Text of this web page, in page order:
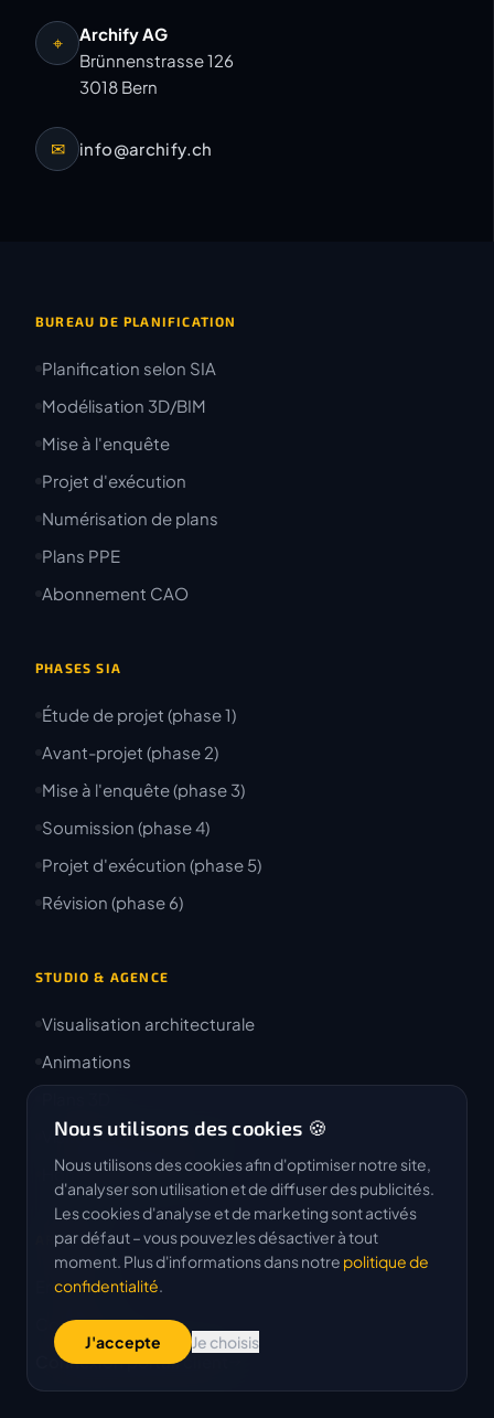
⌖
Archify AG
Brünnenstrasse 126
3018 Bern
✉ info@archify.ch
BUREAU DE PLANIFICATION
Planification selon SIA
Modélisation 3D/BIM
Mise à l'enquête
Projet d'exécution
Numérisation de plans
Plans PPE
Abonnement CAO
PHASES SIA
Étude de projet (phase 1)
Avant-projet (phase 2)
Mise à l'enquête (phase 3)
Soumission (phase 4)
Projet d'exécution (phase 5)
Révision (phase 6)
STUDIO & AGENCE
Visualisation architecturale
Animations
Visites 360° interactives
Home staging virtuel
ARCHIFY
Entreprise
Contact
Connexion portail client
Nous utilisons des cookies 🍪
Nous utilisons des cookies afin d'optimiser notre site,
d'analyser son utilisation et de diffuser des publicités.
Les cookies d'analyse et de marketing sont activés
par défaut – vous pouvez les désactiver à tout
moment. Plus d'informations dans notre politique de
confidentialité.
J'accepte Je choisis